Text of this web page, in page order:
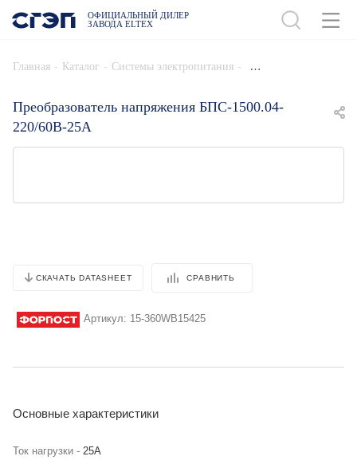
ОФИЦИАЛЬНЫЙ ДИЛЕР
ЗАВОДА ELTEX
Главная - Каталог - Системы электропитания -
Преобразователь напряжения БПС-1500.04-
220/60В-25А
СКАЧАТЬ DATASHEET СРАВНИТЬ
Артикул: 15-360WB15425
Основные характеристики
Ток нагрузки - 25А